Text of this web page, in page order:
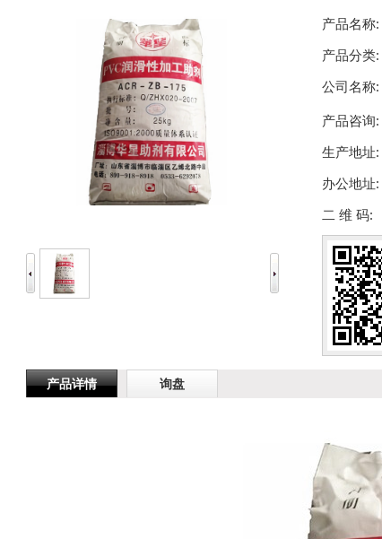
产品名称:
产品分类:
公司名称:
产品咨询:
生产地址:
办公地址:
二 维 码:
产品详情 询盘